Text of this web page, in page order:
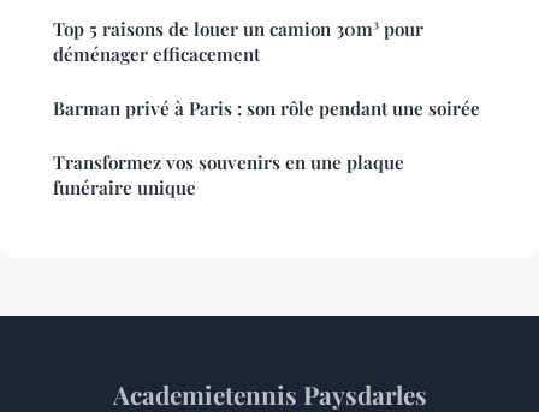
Top 5 raisons de louer un camion 30m³ pour
déménager efficacement
Barman privé à Paris : son rôle pendant une soirée
Transformez vos souvenirs en une plaque
funéraire unique
Academietennis Paysdarles